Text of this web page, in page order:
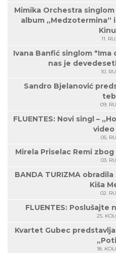
Mimika Orchestra
album
11.
Ivana Banfić singlom
nas je
10.
Sandro Bjelanović
09.
FLUENTES: Novi singl –
05.
Mirela Priselac Remi
03.
BANDA TURIZMA
Kiša
02.
FLUENTES: Poslušajte
25.
Kvartet Gubec
18.